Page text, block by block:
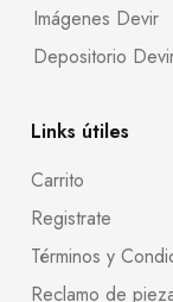
Imágenes Devir
Depositorio
Links útiles
Carrito
Registrate
Términos y
Reclamo de